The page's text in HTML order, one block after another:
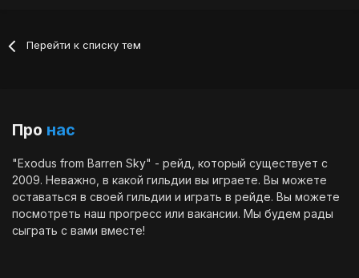
Перейти к списку тем
Про нас
"Exodus from Barren Sky" - рейд, который существует с
2009. Неважно, в какой гильдии вы играете. Вы можете
оставаться в своей гильдии и играть в рейде. Вы можете
посмотреть наш прогресс или вакансии. Мы будем рады
сыграть с вами вместе!